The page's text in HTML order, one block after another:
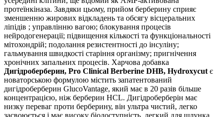
протеїнкіназа. Завдяки цьому, прийом берберину сприяє
зменшенню жирових відкладень та обсягу вісцеральних
ліпідів ; управлінню вагою; блокування процесів
нейродогенерації; підвищення кількості та функціональності
мітохондрій; подолання резистентності до інсуліну;
гальмування швидкості старіння організму; пригнічення
хронічних запальних процесів. Харчова добавка
Дигідроберберин, Pro Clinical Berberine DHB, Hydroxycut є
новаторською формулою містить запатентований
дигідроберберин GlucoVantage, який має в 20 разів більше
концентрацією, ніж берберин HCL. Дигідроберберін має
низку переваг проти берберину, він ультра чистий, легко
засвоюється і має високу біодоступність, легкий для шлунка.